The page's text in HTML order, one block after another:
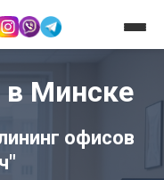
в Минске
офисов